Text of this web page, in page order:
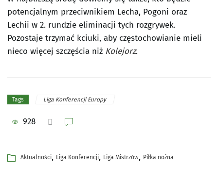
potencjalnym przeciwnikiem Lecha, Pogoni oraz
Lechii w 2. rundzie eliminacji tych rozgrywek.
Pozostaje trzymać kciuki, aby częstochowianie mieli
nieco więcej szczęścia niż Kolejorz.
Tags Liga Konferencji Europy
928
Aktualności, Liga Konferencji, Liga Mistrzów, Piłka nożna